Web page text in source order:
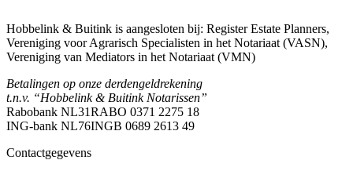
Hobbelink & Buitink is aangesloten bij: Register Estate Planners,
Vereniging voor Agrarisch Specialisten in het Notariaat (VASN),
Vereniging van Mediators in het Notariaat (VMN)
Betalingen op onze derdengeldrekening
t.n.v. “Hobbelink & Buitink Notarissen”
Rabobank NL31RABO 0371 2275 18
ING-bank NL76INGB 0689 2613 49
Contactgegevens